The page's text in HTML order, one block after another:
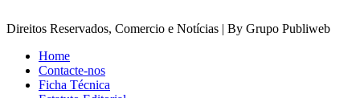
Direitos Reservados, Comercio e Notícias | By Grupo Publiweb
Home
Contacte-nos
Ficha Técnica